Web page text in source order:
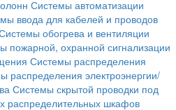
Системы автоматизации
ввода для кабелей и проводов
обогрева и вентиляции
пожарной, охранной сигнализации
Системы распределения
распределения электроэнергии/
Системы скрытой проводки под
распределительных шкафов